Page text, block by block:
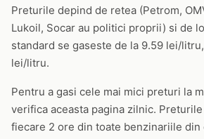
Preturile depind de retea (Petrom,
Lukoil, Socar au politici proprii) si de
standard se gaseste de la 9.59 lei/
lei/litru.
Pentru a gasi cele mai mici preturi la
verifica aceasta pagina zilnic.
fiecare 2 ore din toate benzinariile